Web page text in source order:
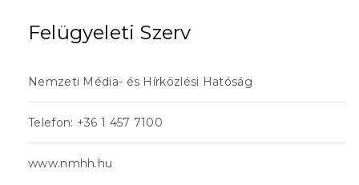
Felügyeleti Szerv
Nemzeti Média- és Hírközlési Hatóság
Telefon: +36 1 457 7100
www.nmhh.hu